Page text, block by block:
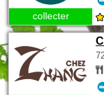
collecter